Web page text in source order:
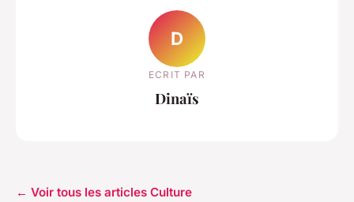
D
ECRIT PAR
Dinaïs
← Voir tous les articles Culture